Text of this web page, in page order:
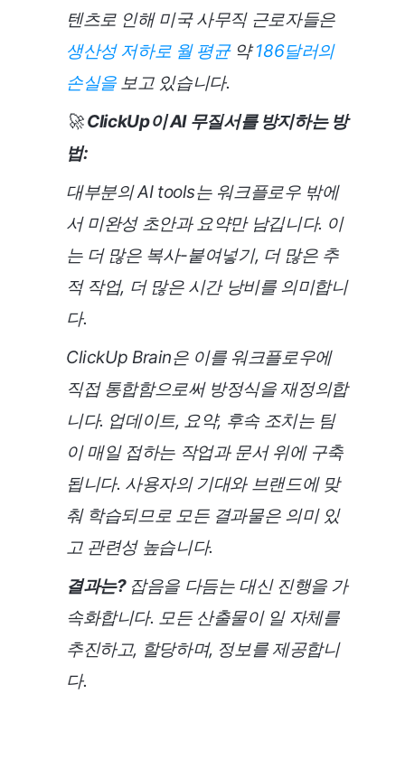
텐츠로 인해 미국 사무직 근로자들은
생산성 저하로 월 평균약186달러의
손실을보고 있습니다.
🚀ClickUp이 AI 무질서를 방지하는 방
법:
대부분의 AI tools는 워크플로우 밖에
서 미완성 초안과 요약만 남깁니다. 이
는 더 많은 복사-붙여넣기, 더 많은 추
적 작업, 더 많은 시간 낭비를 의미합니
다.
ClickUp Brain은 이를 워크플로우에
직접 통합함으로써 방정식을 재정의합
니다. 업데이트, 요약, 후속 조치는 팀
이 매일 접하는 작업과 문서 위에 구축
됩니다. 사용자의 기대와 브랜드에 맞
춰 학습되므로 모든 결과물은 의미 있
고 관련성 높습니다.
결과는? 잡음을 다듬는 대신 진행을 가
속화합니다. 모든 산출물이 일 자체를
추진하고, 할당하며, 정보를 제공합니
다.